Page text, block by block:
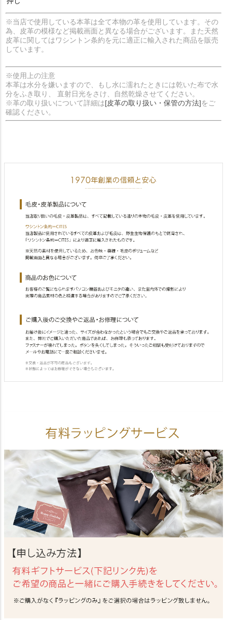
※当店で使用している本革は全て本物の革を使用しています。その
為、皮革の模様など掲載画面と異なる場合がございます。また天然
皮革に関してはワシントン条約を元に適正に輸入された商品を販売
しています。
※使用上の注意
本革は水分を嫌いますので、もし水に濡れたときには乾いた布で水
分をふき取り、 直射日光をさけ、自然乾燥させてください。
※革の取り扱いについて詳細は[皮革の取り扱い・保管の方法]をご
確認ください。